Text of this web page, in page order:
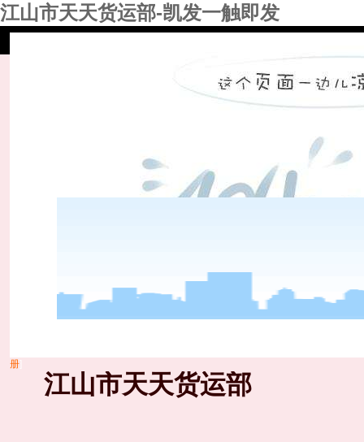
江山市天天货运部-凯发一触即发
册
江山市天天货运部